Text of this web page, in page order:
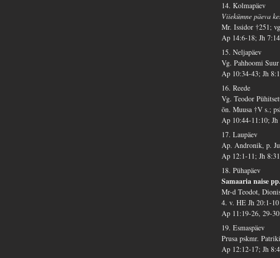
14. Kolmapäev
Viiekümne päeva
Mr. Issidor †251;
Ap 14:6-18; Jh
15. Neljapäev
Vg. Pahhoomi
Ap 10:34-43; Jh
16. Reede
Vg. Teodor
õn. Muusa †V s.;
Ap 10:44-11:10;
17. Laupäev
Ap. Andronik, p.
Ap 12:1-11; Jh
18. Pühapäev
Samaaria naise pp.
Mr-d Teodot,
4. v. HE Jh 20:1-10
Ap 11:19-26, 29-
19. Esmaspäev
Prusa pskmr.
Ap 12:12-17; Jh